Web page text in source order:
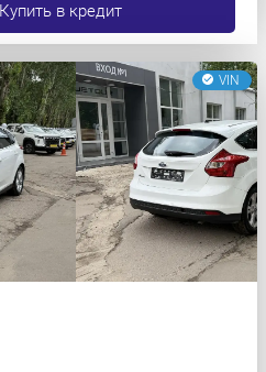
Купить в кредит
VIN